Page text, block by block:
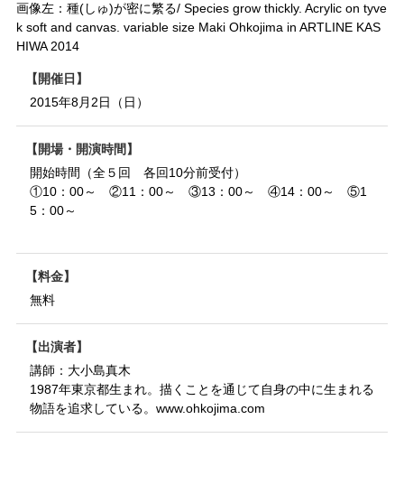
画像左：種(しゅ)が密に繁る/ Species grow thickly. Acrylic on tyve
k soft and canvas. variable size Maki Ohkojima in ARTLINE KAS
HIWA 2014
開催日
2015年8月2日（日）
開場・開演時間
開始時間（全５回 各回10分前受付）
①10：00～ ②11：00～ ③13：00～ ④14：00～ ⑤1
5：00～
料金
無料
出演者
講師：大小島真木
1987年東京都生まれ。描くことを通じて自身の中に生まれる
物語を追求している。www.ohkojima.com